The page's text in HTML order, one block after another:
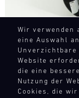
Wir verwenden
eine Auswahl
Unverzichtbare
Website
die eine
Nutzung der
Cookies, die